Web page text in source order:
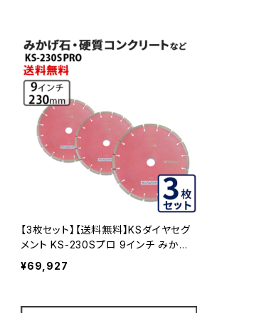
【3枚セット】【送料無料】KSダイヤセグ
メント KS-230Sプロ 9インチ みかげ
石・硬質コンクリートなど (ks-230spr
o) KS-230SPRO-03
¥69,927